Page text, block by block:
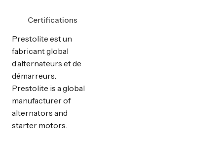
Certifications
Prestolite est un
fabricant global
d’alternateurs et de
démarreurs.
Prestolite is a global
manufacturer of
alternators and
starter motors.